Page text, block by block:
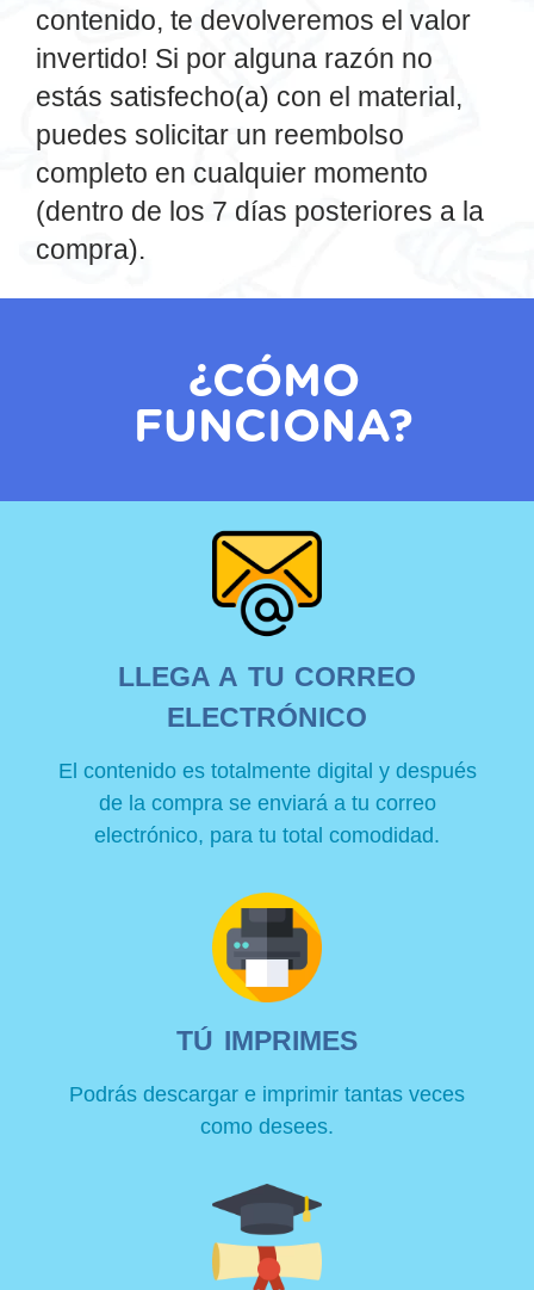
contenido, te devolveremos el valor
invertido! Si por alguna razón no
estás satisfecho(a) con el material,
puedes solicitar un reembolso
completo en cualquier momento
(dentro de los 7 días posteriores a la
compra).
¿CÓMO
FUNCIONA?
LLEGA A TU CORREO
ELECTRÓNICO
El contenido es totalmente digital y después
de la compra se enviará a tu correo
electrónico, para tu total comodidad.
TÚ IMPRIMES
Podrás descargar e imprimir tantas veces
como desees.